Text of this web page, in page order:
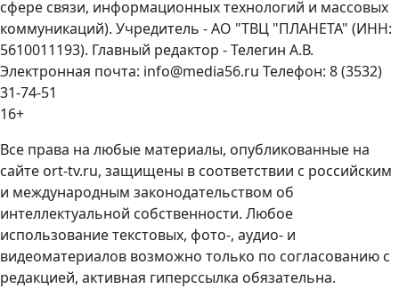
сфере связи, информационных технологий и массовых
коммуникаций). Учредитель - АО "ТВЦ "ПЛАНЕТА" (ИНН:
5610011193). Главный редактор - Телегин А.В.
Электронная почта: info@media56.ru Телефон: 8 (3532)
31-74-51
16+
Все права на любые материалы, опубликованные на
сайте ort-tv.ru, защищены в соответствии с российским
и международным законодательством об
интеллектуальной собственности. Любое
использование текстовых, фото-, аудио- и
видеоматериалов возможно только по согласованию с
редакцией, активная гиперссылка обязательна.